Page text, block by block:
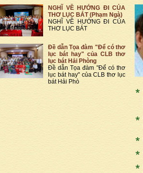
NGHĨ VỀ HƯỚNG ĐI CỦA
THƠ LỤC BÁT (Phạm Ngà)
NGHĨ VỀ HƯỚNG ĐI CỦA
THƠ LỤC BÁT
Đề dẫn Tọa đàm "Để có thơ
lục bát hay" của CLB thơ
lục bát Hải Phòng
Đề dẫn Tọa đàm "Để có thơ
lục bát hay" của CLB thơ lục
bát Hải Phò